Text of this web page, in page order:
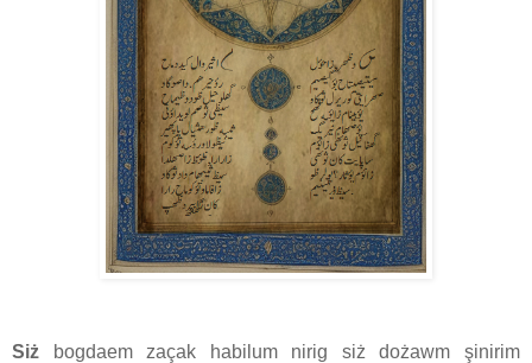
Siż bogdaem zaçak habilum nirig siż dożawm şinirim